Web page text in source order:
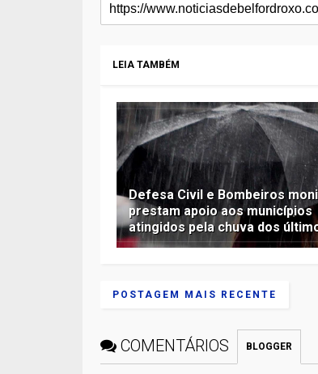
LEIA TAMBÉM
Defesa Civil e Bombeiros
prestam apoio aos municípios
atingidos pela chuva dos
POSTAGEM MAIS RECENTE
COMENTÁRIOS BLOGGER